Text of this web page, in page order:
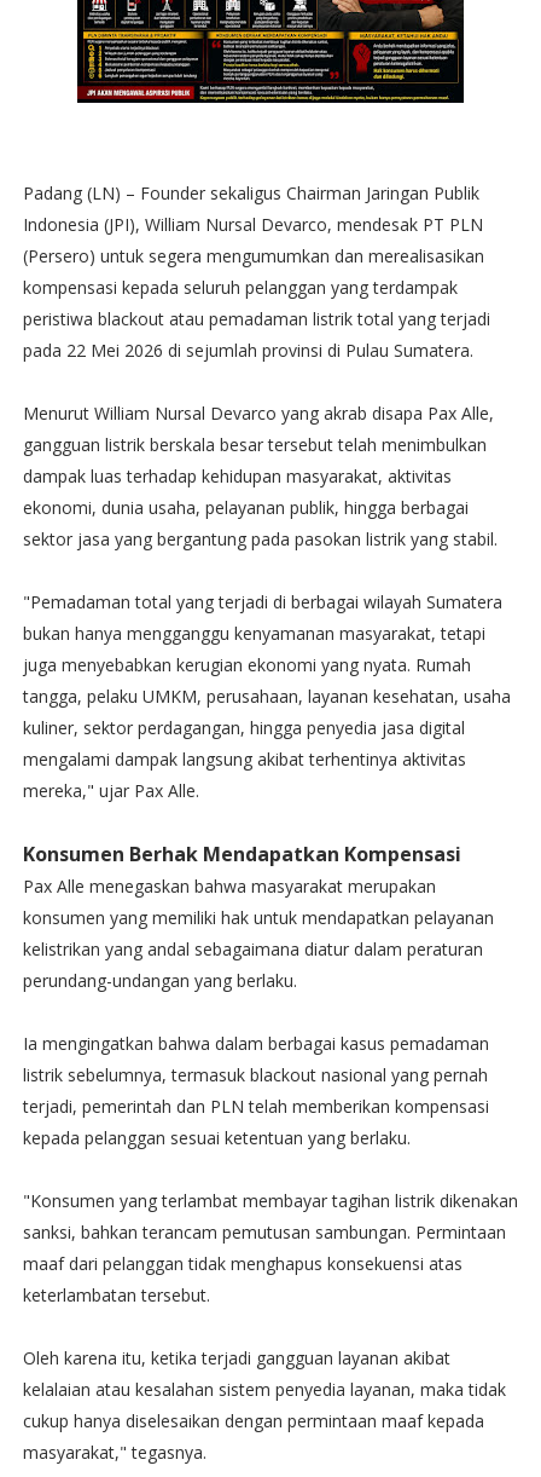
Padang (LN) – Founder sekaligus Chairman Jaringan Publik
Indonesia (JPI), William Nursal Devarco, mendesak PT PLN
(Persero) untuk segera mengumumkan dan merealisasikan
kompensasi kepada seluruh pelanggan yang terdampak
peristiwa blackout atau pemadaman listrik total yang terjadi
pada 22 Mei 2026 di sejumlah provinsi di Pulau Sumatera.
Menurut William Nursal Devarco yang akrab disapa Pax Alle,
gangguan listrik berskala besar tersebut telah menimbulkan
dampak luas terhadap kehidupan masyarakat, aktivitas
ekonomi, dunia usaha, pelayanan publik, hingga berbagai
sektor jasa yang bergantung pada pasokan listrik yang stabil.
"Pemadaman total yang terjadi di berbagai wilayah Sumatera
bukan hanya mengganggu kenyamanan masyarakat, tetapi
juga menyebabkan kerugian ekonomi yang nyata. Rumah
tangga, pelaku UMKM, perusahaan, layanan kesehatan, usaha
kuliner, sektor perdagangan, hingga penyedia jasa digital
mengalami dampak langsung akibat terhentinya aktivitas
mereka," ujar Pax Alle.
Konsumen Berhak Mendapatkan Kompensasi
Pax Alle menegaskan bahwa masyarakat merupakan
konsumen yang memiliki hak untuk mendapatkan pelayanan
kelistrikan yang andal sebagaimana diatur dalam peraturan
perundang-undangan yang berlaku.
Ia mengingatkan bahwa dalam berbagai kasus pemadaman
listrik sebelumnya, termasuk blackout nasional yang pernah
terjadi, pemerintah dan PLN telah memberikan kompensasi
kepada pelanggan sesuai ketentuan yang berlaku.
"Konsumen yang terlambat membayar tagihan listrik dikenakan
sanksi, bahkan terancam pemutusan sambungan. Permintaan
maaf dari pelanggan tidak menghapus konsekuensi atas
keterlambatan tersebut.
Oleh karena itu, ketika terjadi gangguan layanan akibat
kelalaian atau kesalahan sistem penyedia layanan, maka tidak
cukup hanya diselesaikan dengan permintaan maaf kepada
masyarakat," tegasnya.